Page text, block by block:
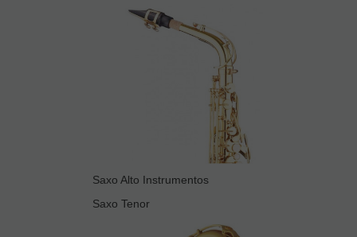
Saxo Alto Instrumentos
Saxo Tenor